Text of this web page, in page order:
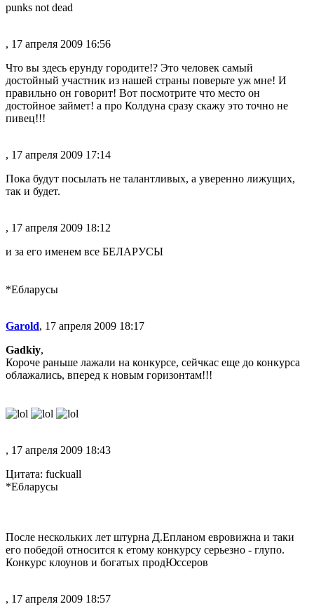
punks not dead
, 17 апреля 2009 16:56
Что вы здесь ерунду городите!? Это человек самый
достойный участник из нашей страны поверьте уж мне! И
правильно он говорит! Вот посмотрите что место он
достойное займет! а про Колдуна сразу скажу это точно не
пивец!!!
, 17 апреля 2009 17:14
Пока будут посылать не талантливых, а уверенно лижущих,
так и будет.
, 17 апреля 2009 18:12
и за его именем все БЕЛАРУСЫ
*Ебларусы
Garold, 17 апреля 2009 18:17
Gadkiy,
Короче раньше лажали на конкурсе, сейчкас еще до конкурса
облажались, вперед к новым горизонтам!!!
, 17 апреля 2009 18:43
Цитата: fuckuall
*Ебларусы
После нескольких лет штурна Д.Епланом евровижна и таки
его победой относится к етому конкурсу серьезно - глупо.
Конкурс клоунов и богатых продЮссеров
, 17 апреля 2009 18:57